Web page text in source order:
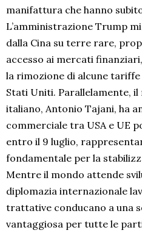
manifattura che hanno
L’amministrazione Trump
dalla Cina su terre rare,
accesso ai mercati
la rimozione di alcune
Stati Uniti. Parallelamente,
italiano, Antonio Tajani, ha
commerciale tra USA e UE
entro il 9 luglio,
fondamentale per la
Mentre il mondo attende
diplomazia internazionale
trattative conducano a una
vantaggiosa per tutte le